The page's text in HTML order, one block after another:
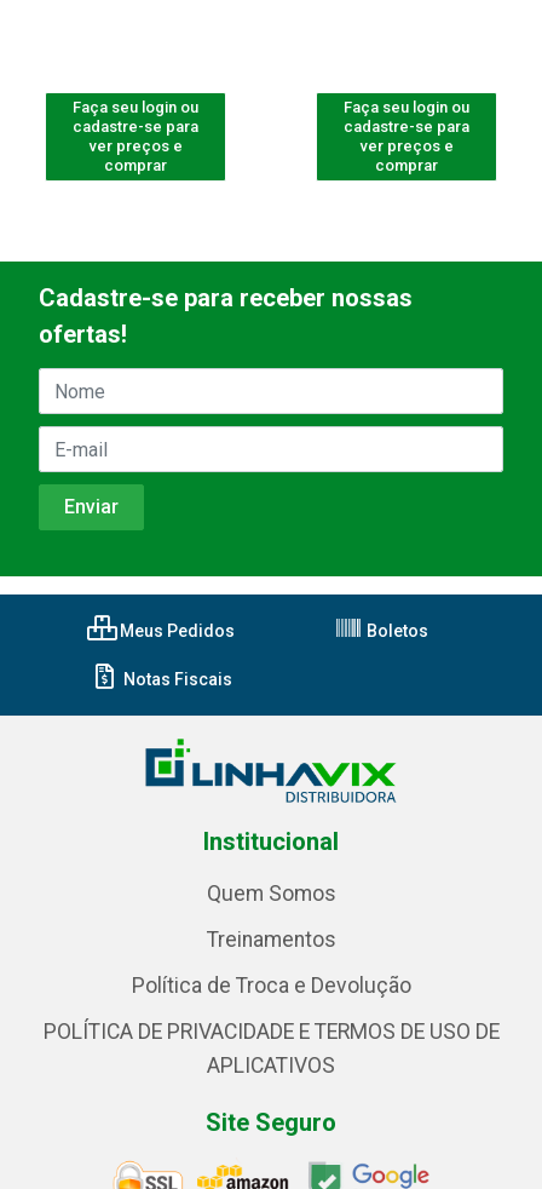
Faça seu login ou
cadastre-se para
ver preços e
comprar
Faça seu login ou
cadastre-se para
ver preços e
comprar
Cadastre-se para receber nossas
ofertas!
Meus Pedidos Boletos
Notas Fiscais
Institucional
Quem Somos
Treinamentos
Política de Troca e Devolução
POLÍTICA DE PRIVACIDADE E TERMOS DE USO DE
APLICATIVOS
Site Seguro